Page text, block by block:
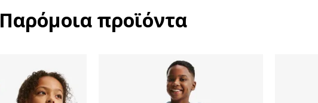
Παρόμοια προϊόντα